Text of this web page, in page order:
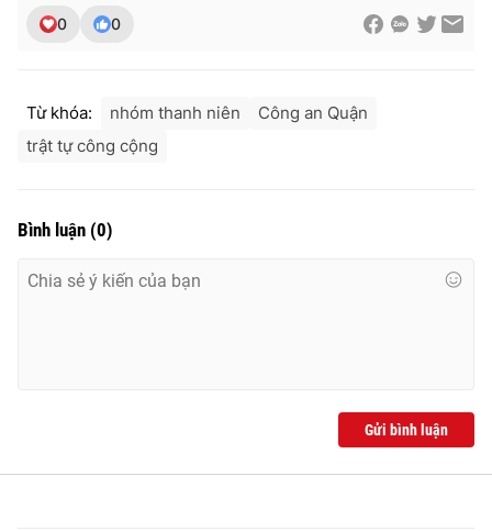
0 0
Từ khóa: nhóm thanh niên
Công an Quận
trật tự công cộng
Bình luận (0)
Gửi bình luận